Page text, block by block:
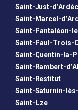
Saint-Just-
Saint-Marcel-
Saint-Pantaléon-
Saint-Paul-Trois-
Saint-Quentin-la-
Saint-Rambert-
Saint-Restitut
Saint-Saturnin-
Saint-Uze